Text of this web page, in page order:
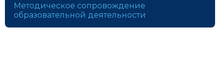
Методическое сопровождение
образовательной деятельности